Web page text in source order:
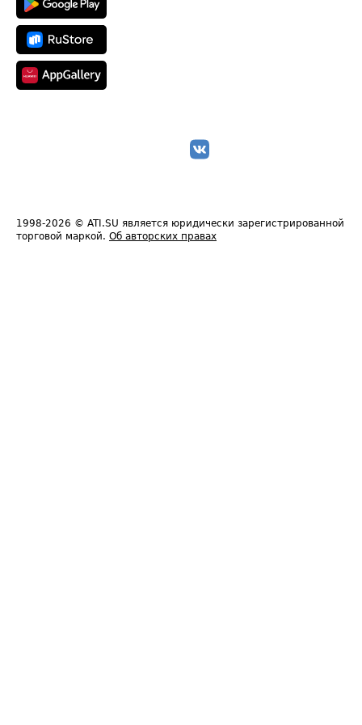
1998-2026 © ATI.SU является юридически зарегистрированной
торговой маркой. Об авторских правах